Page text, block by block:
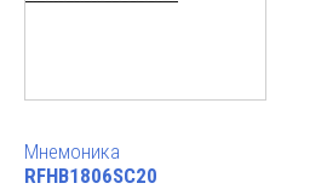
Мнемоника
RFHB1806SC20